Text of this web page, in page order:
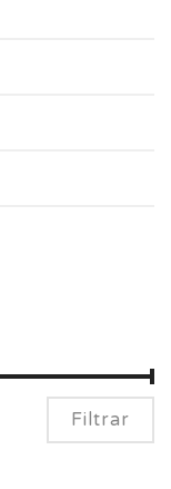
Filtrar